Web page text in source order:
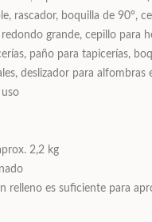
rascador, boquilla de 90°,
grande, cepillo para
paño para tapicerías,
deslizador para alfombras
2,2 kg
relleno es suficiente para